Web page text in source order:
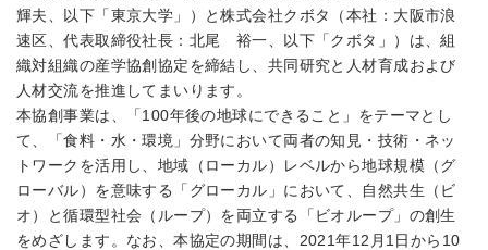
輝夫、以下「東京大学」）と株式会社クボタ（本社：大阪市浪
速区、代表取締役社長：北尾 裕一、以下「クボタ」）は、組
織対組織の産学協創協定を締結し、共同研究と人材育成および
人材交流を推進してまいります。
本協創事業は、「100年後の地球にできること」をテーマとし
て、「食料・水・環境」分野において両者の知見・技術・ネッ
トワークを活用し、地域（ローカル）レベルから地球規模（グ
ローバル）を意味する「グローカル」において、自然共生（ビ
オ）と循環型社会（ループ）を両立する「ビオループ」の創生
をめざします。なお、本協定の期間は、2021年12月1日から10